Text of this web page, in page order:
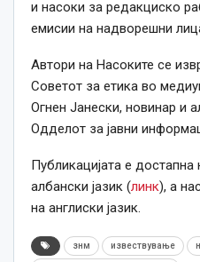
и насоки за редакциско
емисии на надворешни
Автори на Насоките се
Советот за етика во
Огнен Јанески, новинар и
Одделот за јавни
Публикацијата е
албански јазик (линк), а
на англиски јазик.
знм извествување